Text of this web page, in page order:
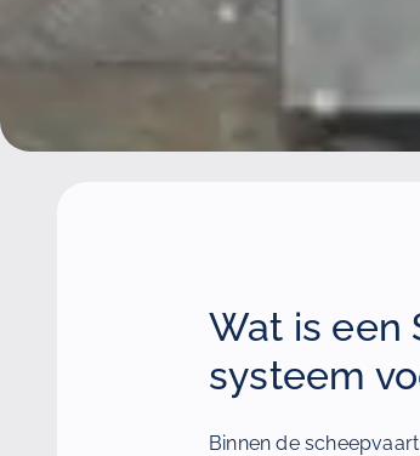
Wat is een
systeem
Binnen de